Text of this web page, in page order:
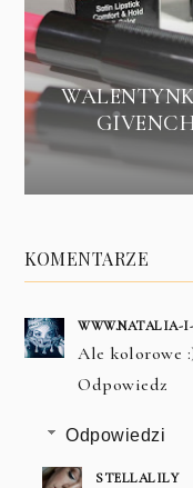
KOMENTARZE
WWW.NATALIA-I-
Ale kolorowe
Odpowiedz
Odpowiedzi
STELLALILY